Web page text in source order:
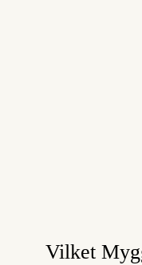
Vilket